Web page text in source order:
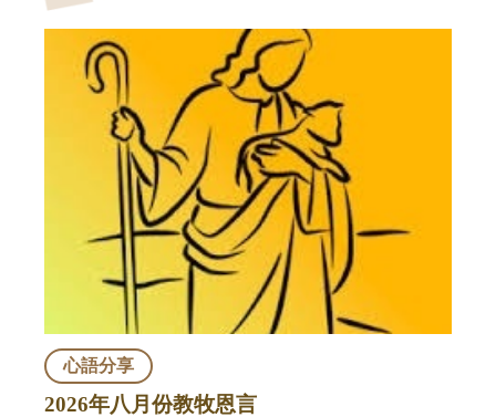
心語分享
2026年八月份教牧恩言